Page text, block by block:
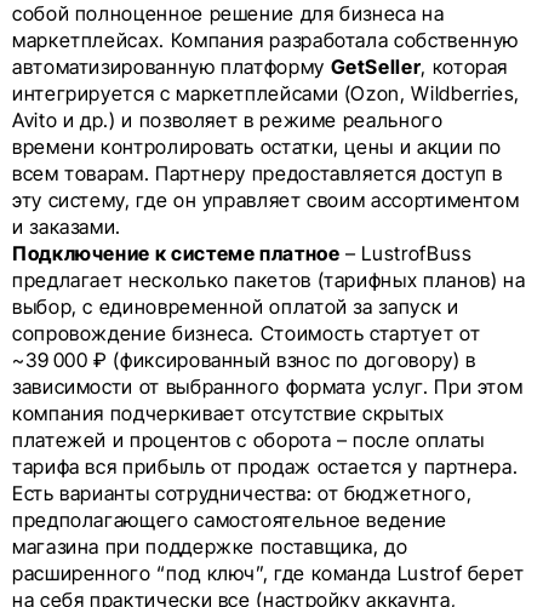
собой полноценное решение для бизнеса на
маркетплейсах. Компания разработала собственную
автоматизированную платформу GetSeller, которая
интегрируется с маркетплейсами (Ozon, Wildberries,
Avito и др.) и позволяет в режиме реального
времени контролировать остатки, цены и акции по
всем товарам. Партнеру предоставляется доступ в
эту систему, где он управляет своим ассортиментом
и заказами.
Подключение к системе платное – LustrofBuss
предлагает несколько пакетов (тарифных планов) на
выбор, с единовременной оплатой за запуск и
сопровождение бизнеса. Стоимость стартует от
~39 000 ₽ (фиксированный взнос по договору) в
зависимости от выбранного формата услуг. При этом
компания подчеркивает отсутствие скрытых
платежей и процентов с оборота – после оплаты
тарифа вся прибыль от продаж остается у партнера.
Есть варианты сотрудничества: от бюджетного,
предполагающего самостоятельное ведение
магазина при поддержке поставщика, до
расширенного “под ключ”, где команда Lustrof берет
на себя практически все (настройку аккаунта,